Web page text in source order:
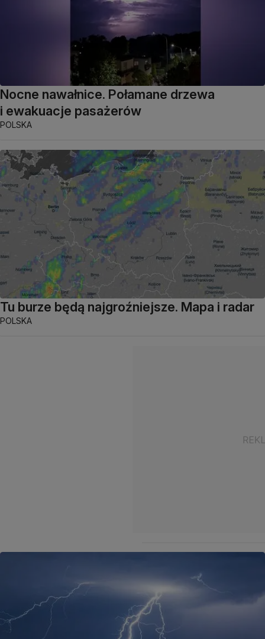
Nocne nawałnice. Połamane drzewa
i ewakuacje pasażerów
POLSKA
Tu burze będą najgroźniejsze. Mapa i radar
POLSKA